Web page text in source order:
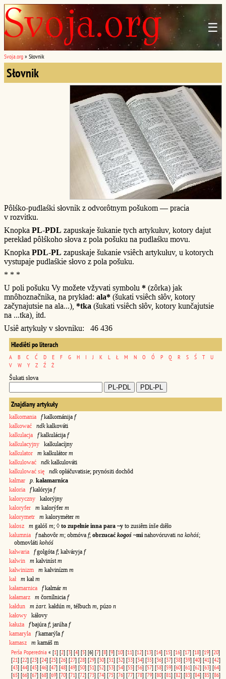
☰
Svoja.org » Słovnik
Słovnik
Pôlśko-pudlaśki słovnik z odvorôtnym pošukom — pracia
v rozvitku.
Knopka PL-PDL zapuskaje šukanie tych artykułuv, kotory dajut
perekład pôlśkoho słova z pola pošuku na pudlaśku movu.
Knopka PDL-PL zapuskaje šukanie vsiêch artykułuv, u kotorych
vystupaje pudlaśkie słovo z pola pošuku.
* * *
U poli pošuku Vy možete vžyvati symbolu * (zôrka) jak
mnôhoznačnika, na prykład: ala* (šukati vsiêch słôv, kotory
začynajutsie na ala...), *tka (šukati vsiêch słôv, kotory kunčajutsie
na ...tka), itd.
Usiê artykuły v słovniku: 46 436
Hlediêti po literach
A B C Ć D E F G H I J K L Ł M N O Ó P Q R S Ś T
U
V
W Y Z Ź Ż
Šukati słova
Znajdiany artykuły
kalkomania fkalkománija f
kalkować
ndkkalkováti
kalkulacja
fkalkulácija f
kalkulacyjny kalkulacíjny
kalkulator
m kalkulátor m
kalkulować
ndkkalkulováti
kalkulować się
ndkopłáčuvatisie; prynósiti dochôd
kalmar
p. kałamarnica
kaloria
fkalóryja f
kaloryczny kalorýjny
kaloryfer
m kalorýfer m
kalorymetr
m kaloryméter m
kalosz
m galóš m; ◊ to zupełnie inna para ~y to zusiêm ínše diêło
kalumnia
fnahovôr m; obmóva f; obrzucać kogoś ~mi nahovóruvati na kohóś;
obmovláti kohóś
kalwaria
fgolgóta f; kalváryja f
kalwin
m kalviníst m
kalwinizm
m kalvinízm m
kał
m kałm
kałamarnica
fkalmár m
kałamarz
m čornílnicia f
kałdun
m żart. kałdún m , télbuch m , púzo n
kałowy káłovy
kałuża
fbajúra f; jarúha f
kamaryla
fkamarýla f
kamasz
m kamáš m
Perša Poperednia « [1] [2] [3] [4] [5] [6] [7] [8] [9] [10] [11] [12] [13] [14] [15] [16] [17] [18] [19] [20]
[21] [22] [23] [24] [25] [26] [27] [28] [29] [30] [31] [32] [33] [34] [35] [36] [37] [38] [39] [40] [41] [42]
[43] [44] [45] [46] [47] [48] [49] [50] [51] [52] [53] [54] [55] [56] [57] [58] [59] [60] [61] [62] [63] [64]
[65] [66] [67] [68] [69] [70] [71] [72] [73] [74] [75] [76] [77] [78] [79] [80] [81] [82] [83] [84] [85] [86]